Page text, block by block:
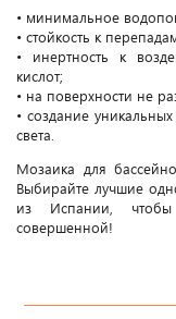
• минимальное
• стойкость к
• инертность к
кислот;
• на поверхности не
• создание
света.
Мозаика для
Выбирайте лучшие
из Испании, чтобы
совершенной!